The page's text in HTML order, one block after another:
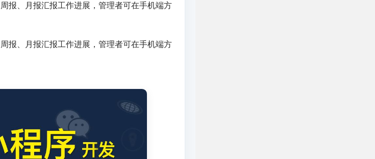
、月报汇报工作进展，管理者可在手机端方
、月报汇报工作进展，管理者可在手机端方